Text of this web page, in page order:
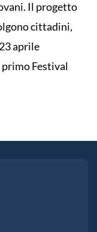
Il progetto
cittadini,
aprile
primo Festival